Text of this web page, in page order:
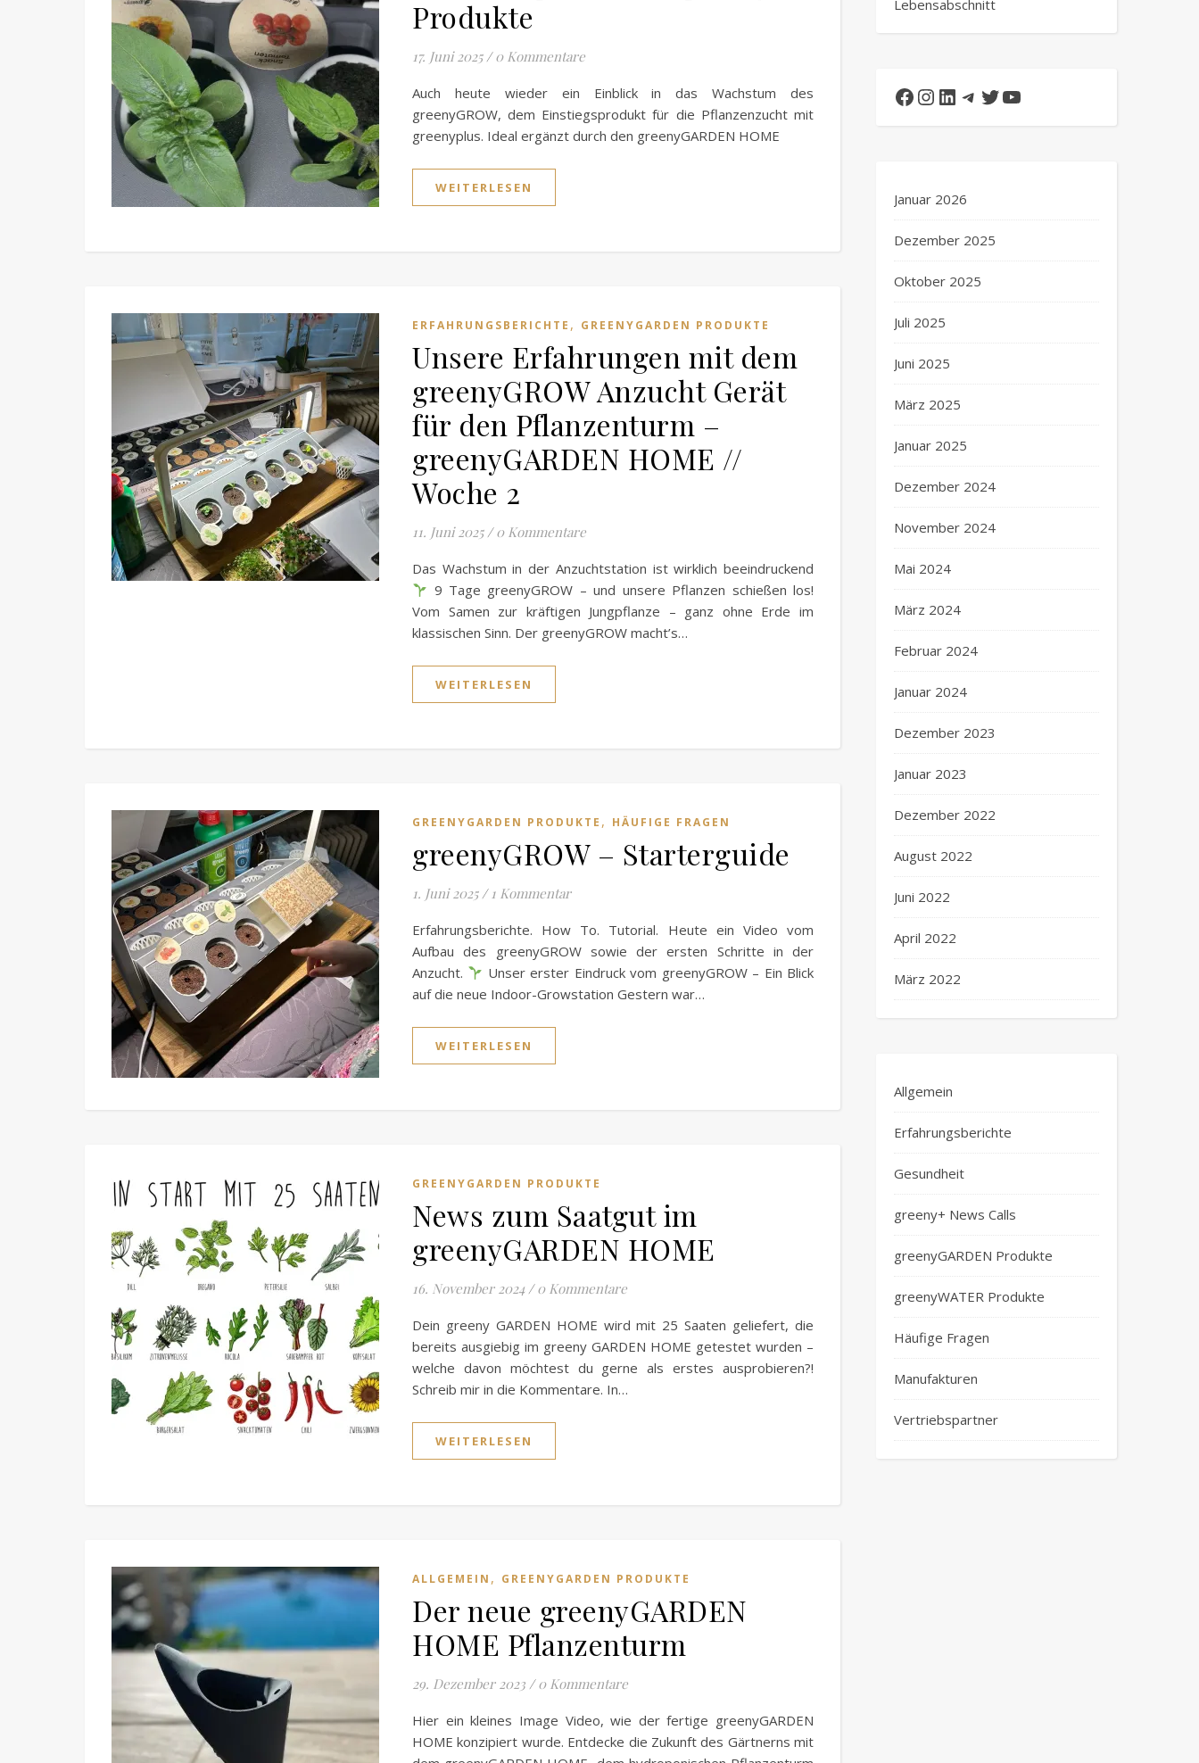
Produkte
17. Juni 2025 / 0 Kommentare
Auch heute wieder ein Einblick in das Wachstum des
greenyGROW, dem Einstiegsprodukt für die Pflanzenzucht mit
greenyplus. Ideal ergänzt durch den greenyGARDEN HOME
WEITERLESEN
ERFAHRUNGSBERICHTE , GREENYGARDEN PRODUKTE
Unsere Erfahrungen mit dem
greenyGROW Anzucht Gerät
für den Pflanzenturm –
greenyGARDEN HOME //
Woche 2
11. Juni 2025 / 0 Kommentare
Das Wachstum in der Anzuchtstation ist wirklich beeindruckend
9 Tage greenyGROW – und unsere Pflanzen schießen los!
Vom Samen zur kräftigen Jungpflanze – ganz ohne Erde im
klassischen Sinn. Der greenyGROW macht’s…
WEITERLESEN
GREENYGARDEN PRODUKTE , HÄUFIGE FRAGEN
greenyGROW – Starterguide
1. Juni 2025 / 1 Kommentar
Erfahrungsberichte. How To. Tutorial. Heute ein Video vom
Aufbau des greenyGROW sowie der ersten Schritte in der
Anzucht.
Unser erster Eindruck vom greenyGROW – Ein Blick
auf die neue Indoor-Growstation Gestern war…
WEITERLESEN
GREENYGARDEN PRODUKTE
News zum Saatgut im
greenyGARDEN HOME
16. November 2024 / 0 Kommentare
Dein greeny GARDEN HOME wird mit 25 Saaten geliefert, die
bereits ausgiebig im greeny GARDEN HOME getestet wurden –
welche davon möchtest du gerne als erstes ausprobieren?!
Schreib mir in die Kommentare. In…
WEITERLESEN
ALLGEMEIN , GREENYGARDEN PRODUKTE
Der neue greenyGARDEN
HOME Pflanzenturm
29. Dezember 2023 / 0 Kommentare
Hier ein kleines Image Video, wie der fertige greenyGARDEN
HOME konzipiert wurde. Entdecke die Zukunft des Gärtnerns mit
Lebensabschnitt
Facebook
Instagram
LinkedIn
Telegram
Twitter
YouTube
Januar 2026
Dezember 2025
Oktober 2025
Juli 2025
Juni 2025
März 2025
Januar 2025
Dezember 2024
November 2024
Mai 2024
März 2024
Februar 2024
Januar 2024
Dezember 2023
Januar 2023
Dezember 2022
August 2022
Juni 2022
April 2022
März 2022
Allgemein
Erfahrungsberichte
Gesundheit
greeny+ News Calls
greenyGARDEN Produkte
greenyWATER Produkte
Häufige Fragen
Manufakturen
Vertriebspartner